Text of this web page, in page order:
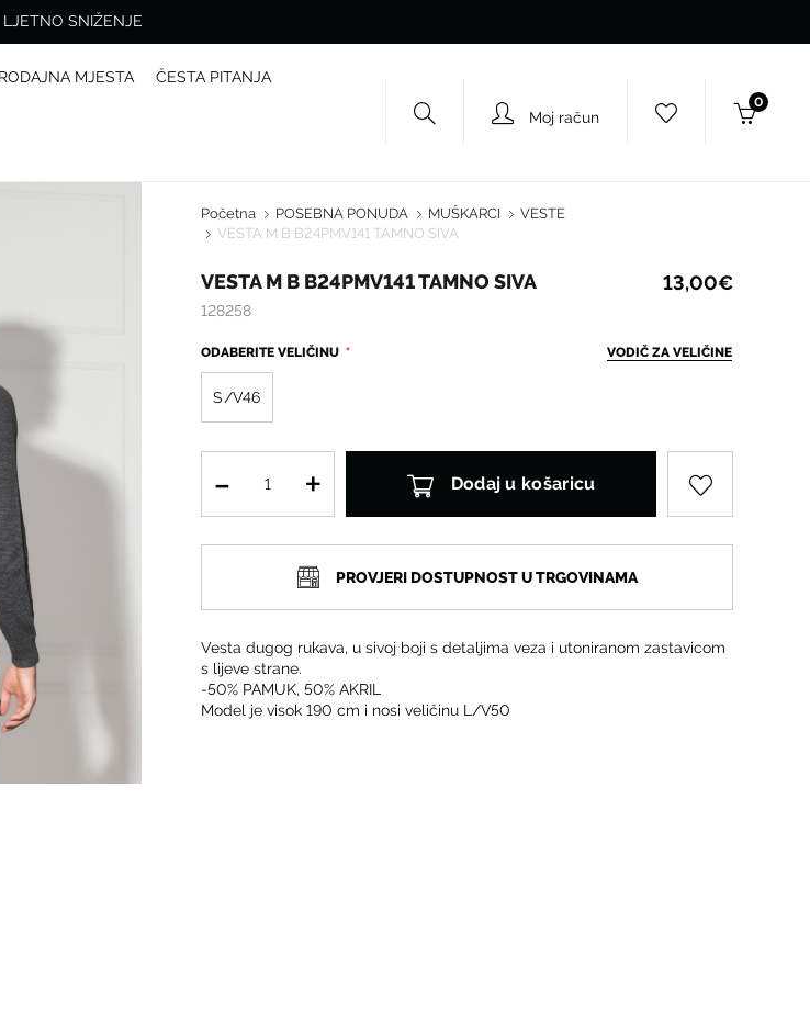
LJETNO SNIŽENJE
MJESTA ČESTA PITANJA
Moj račun
0
Početna POSEBNA PONUDA MUŠKARCI
VESTE
VESTA M B B24PMV141 TAMNO SIVA
VESTA M B B24PMV141 TAMNO SIVA
128258
13,00€
ODABERITE VELIČINU VODIČ ZA VELIČINE
S/V46
Dodaj u košaricu
PROVJERI DOSTUPNOST U TRGOVINAMA
Vesta dugog rukava, u sivoj boji s detaljima veza i utoniranom zastavicom
s lijeve strane.
-50% PAMUK, 50% AKRIL
Model je visok 190 cm i nosi veličinu L/V50